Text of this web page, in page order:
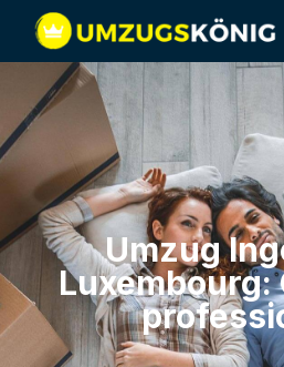
Umzug
Luxembourg: